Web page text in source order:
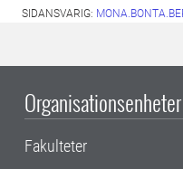
SIDANSVARIG:
Organisationsenheter
Fakulteter